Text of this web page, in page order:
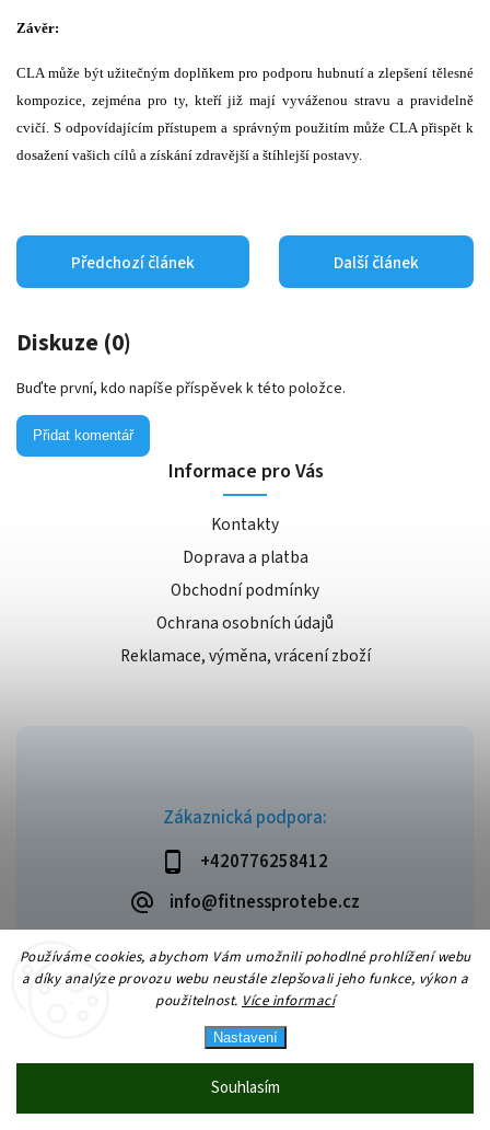
Používáme cookies, abychom Vám umožnili pohodlné prohlížení webu
a díky analýze provozu webu neustále zlepšovali jeho funkce, výkon a
použitelnost. Více informací
Nastavení
Souhlasím
Závěr:
CLA může být užitečným doplňkem pro podporu hubnutí a zlepšení tělesné
kompozice, zejména pro ty, kteří již mají vyváženou stravu a pravidelně
cvičí. S odpovídajícím přístupem a správným použitím může CLA přispět k
dosažení vašich cílů a získání zdravější a štíhlejší postavy.
Předchozí článek Další článek
Diskuze (0)
Buďte první, kdo napíše příspěvek k této položce.
Přidat komentář
Zákaznická podpora:
+420776258412
info@fitnessprotebe.cz
Informace pro Vás
Kontakty
Doprava a platba
Obchodní podmínky
Ochrana osobních údajů
Reklamace, výměna, vrácení zboží
Copyright 2026Fitnessprotebe.cz. Všechna práva vyhrazena.
VytvořilShoptet| Design